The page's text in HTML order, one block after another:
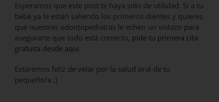
Esperamos que este post te haya sido de utilidad. Si a tu
bebé ya le están saliendo los primeros dientes y quieres
que nuestras odontopediatras le echen un vistazo para
asegurarte que todo está correcto, pide tu primera cita
gratuita desde aquí.
Estaremos feliz de velar por la salud oral de tu
pequeño/a ;)